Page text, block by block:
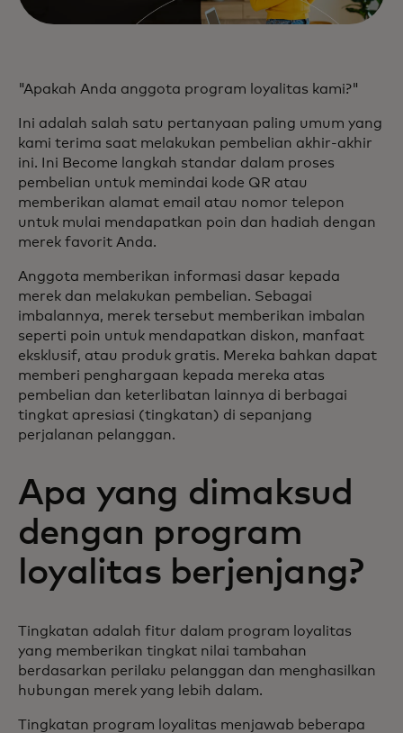
"Apakah Anda anggota program loyalitas kami?"
Ini adalah salah satu pertanyaan paling umum yang
kami terima saat melakukan pembelian akhir-akhir
ini. Ini Become langkah standar dalam proses
pembelian untuk memindai kode QR atau
memberikan alamat email atau nomor telepon
untuk mulai mendapatkan poin dan hadiah dengan
merek favorit Anda.
Anggota memberikan informasi dasar kepada
merek dan melakukan pembelian. Sebagai
imbalannya, merek tersebut memberikan imbalan
seperti poin untuk mendapatkan diskon, manfaat
eksklusif, atau produk gratis. Mereka bahkan dapat
memberi penghargaan kepada mereka atas
pembelian dan keterlibatan lainnya di berbagai
tingkat apresiasi (tingkatan) di sepanjang
perjalanan pelanggan.
Apa yang dimaksud
dengan program
loyalitas berjenjang?
Tingkatan adalah fitur dalam program loyalitas
yang memberikan tingkat nilai tambahan
berdasarkan perilaku pelanggan dan menghasilkan
hubungan merek yang lebih dalam.
Tingkatan program loyalitas menjawab beberapa